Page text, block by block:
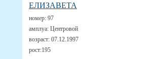
ЕЛИЗАВЕТА
номер: 97
амплуа: Центровой
возраст: 07.12.1997
рост:195